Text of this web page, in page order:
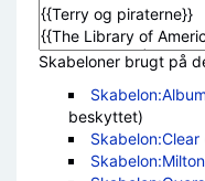
Skabeloner brugt på
beskyttet)
Skabelon:Clear